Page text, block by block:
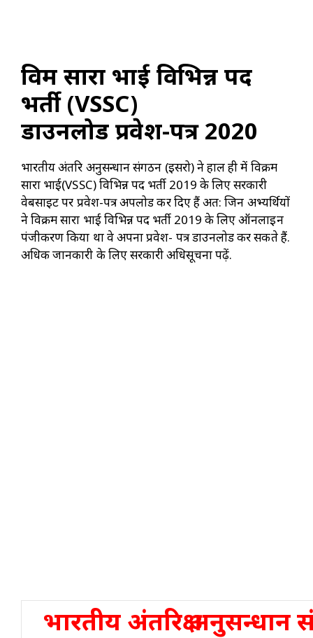
विक्रम सारा भाई विभिन्न पद
भर्ती (VSSC)
डाउनलोड प्रवेश-पत्र 2020
भारतीय अंतरिक्ष अनुसन्धान संगठन (इसरो) ने हाल ही में विक्रम
सारा भाई(VSSC) विभिन्न पद भर्ती 2019 के लिए सरकारी
वेबसाइट पर प्रवेश-पत्र अपलोड कर दिए हैं अत: जिन अभ्यर्थियों
ने विक्रम सारा भाई विभिन्न पद भर्ती 2019 के लिए ऑनलाइन
पंजीकरण किया था वे अपना प्रवेश- पत्र डाउनलोड कर सकते हैं.
अधिक जानकारी के लिए सरकारी अधिसूचना पढ़ें.
भारतीय अंतरिक्ष अनुसन्धान